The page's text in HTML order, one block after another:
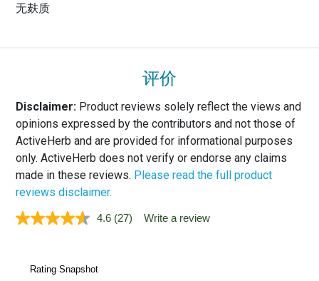
无麸质
评价
Disclaimer:Product reviews solely reflect the views and
opinions expressed by the contributors and not those of
ActiveHerb and are provided for informational purposes
only. ActiveHerb does not verify or endorse any claims
made in these reviews. Please read the full product
reviews disclaimer.
4.6 Read
(27) Write a review